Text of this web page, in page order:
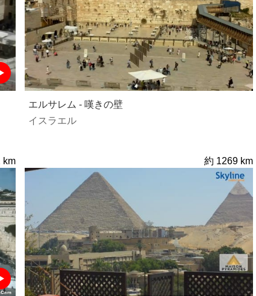
エルサレム - 嘆きの壁
イスラエル
km 約 1269 km